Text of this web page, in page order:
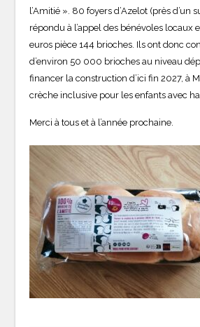
l’Amitié ». 80 foyers d’Azelot (près d’un
répondu à l’appel des bénévoles locaux
euros pièce 144 brioches. Ils ont donc
d’environ 50 000 brioches au niveau
financer la construction d’ici fin 2027, à
crèche inclusive pour les enfants avec
Merci à tous et à l’année prochaine.